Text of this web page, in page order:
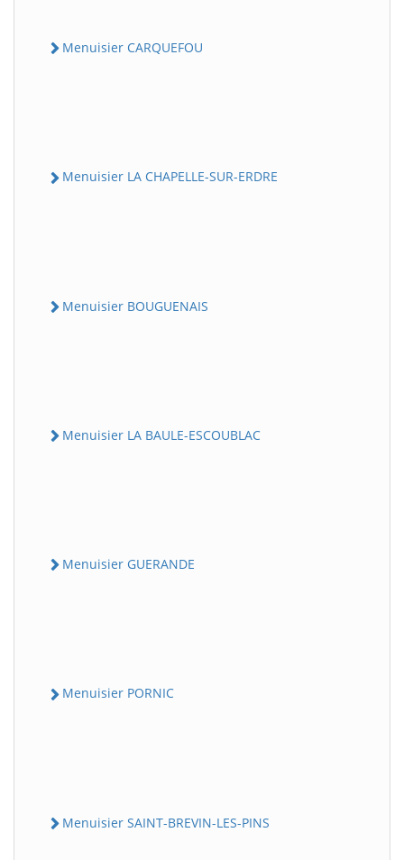
Menuisier CARQUEFOU
Menuisier LA CHAPELLE-SUR-ERDRE
Menuisier BOUGUENAIS
Menuisier LA BAULE-ESCOUBLAC
Menuisier GUERANDE
Menuisier PORNIC
Menuisier SAINT-BREVIN-LES-PINS